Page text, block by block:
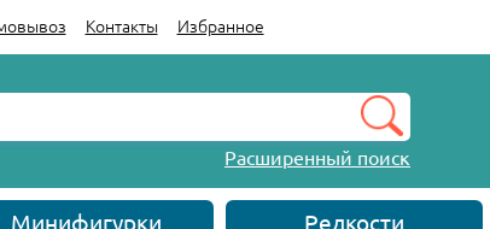
Контакты Избранное
Расширенный поиск
Минифигурки Редкости